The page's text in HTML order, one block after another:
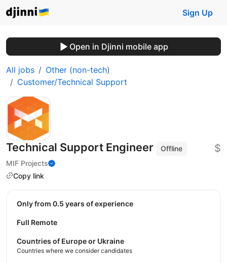
Sign Up
Open in Djinni mobile app
All jobs
Other (non-tech)
Customer/Technical Support
Technical Support Engineer
Offline
MIF Projects
Copy link
$
Only from 0.5 years of experience
Full Remote
Countries of Europe or Ukraine
Countries where we consider candidates